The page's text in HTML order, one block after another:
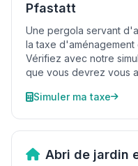
Pfastatt
Une pergola servant
la taxe
Vérifiez avec notre
que vous devrez vous
Simuler ma taxe
Abri de jardin